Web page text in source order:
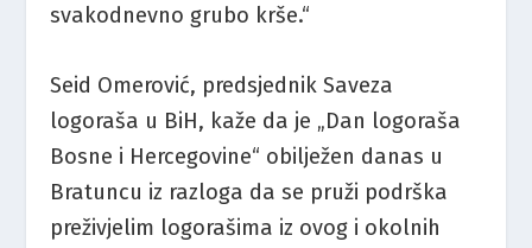
svakodnevno grubo krše.“
Seid Omerović, predsjednik Saveza
logoraša u BiH, kaže da je „Dan logoraša
Bosne i Hercegovine“ obilježen danas u
Bratuncu iz razloga da se pruži podrška
preživjelim logorašima iz ovog i okolnih